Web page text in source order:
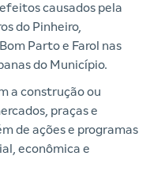
causados pela
do Pinheiro,
Parto e Farol nas
do Município.
a construção ou
praças e
de ações e programas
econômica e